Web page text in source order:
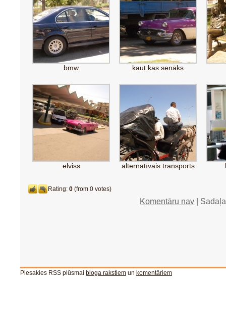
bmw kaut kas senāks
elviss alternatīvais transports
Rating: 0 (from 0 votes)
Komentāru nav |
Piesakies RSS plūsmai bloga rakstiem un komentāriem